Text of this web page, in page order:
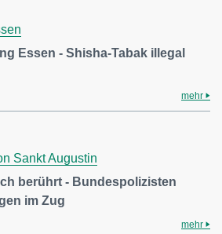
Essen - Shisha-Tabak illegal
mehr
Sankt Augustin
berührt - Bundespolizisten
im Zug
mehr